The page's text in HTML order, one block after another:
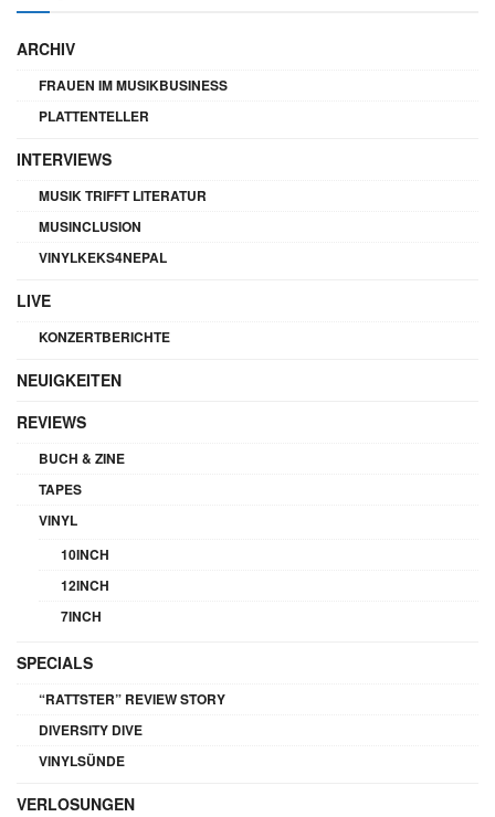
ARCHIV
FRAUEN IM MUSIKBUSINESS
PLATTENTELLER
INTERVIEWS
MUSIK TRIFFT LITERATUR
MUSINCLUSION
VINYLKEKS4NEPAL
LIVE
KONZERTBERICHTE
NEUIGKEITEN
REVIEWS
BUCH & ZINE
TAPES
VINYL
10INCH
12INCH
7INCH
SPECIALS
“RATTSTER” REVIEW STORY
DIVERSITY DIVE
VINYLSÜNDE
VERLOSUNGEN